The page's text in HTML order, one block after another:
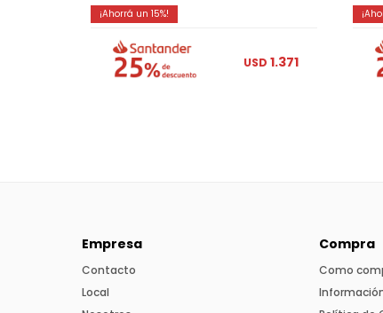
15
USD 1.371
Empresa
Contacto
Local
Compra
Como